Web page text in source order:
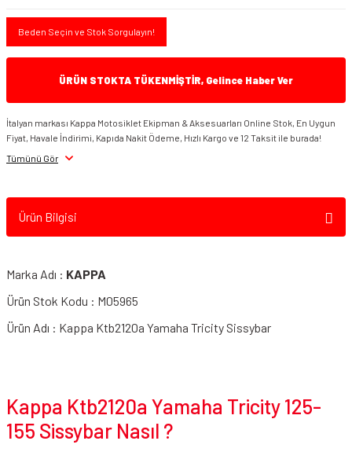
Beden Seçin ve Stok Sorgulayın!
ÜRÜN STOKTA TÜKENMİŞTİR, Gelince Haber Ver
İtalyan markası Kappa Motosiklet Ekipman & Aksesuarları Online Stok, En Uygun
Fiyat, Havale İndirimi, Kapıda Nakit Ödeme, Hızlı Kargo ve 12 Taksit ile burada!
Tümünü Gör
Ürün Bilgisi
Marka Adı : KAPPA
Ürün Stok Kodu : M05965
Ürün Adı : Kappa Ktb2120a Yamaha Tricity Sissybar
Kappa Ktb2120a Yamaha Tricity 125-
155 Sissybar Nasıl ?